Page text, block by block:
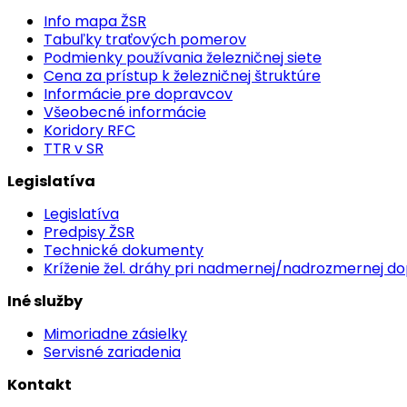
Info mapa ŽSR
Tabuľky traťových pomerov
Podmienky používania železničnej siete
Cena za prístup k železničnej štruktúre
Informácie pre dopravcov
Všeobecné informácie
Koridory RFC
TTR v SR
Legislatíva
Legislatíva
Predpisy ŽSR
Technické dokumenty
Kríženie žel. dráhy pri nadmernej/nadrozmernej
Iné služby
Mimoriadne zásielky
Servisné zariadenia
Kontakt